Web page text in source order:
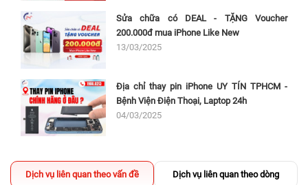
Sửa chữa có DEAL - TẶNG Voucher
200.000đ mua iPhone Like New
13/03/2025
Địa chỉ thay pin iPhone UY TÍN TPHCM -
Bệnh Viện Điện Thoại, Laptop 24h
04/03/2025
Dịch vụ liên quan theo vấn đề Dịch vụ liên quan theo dòng